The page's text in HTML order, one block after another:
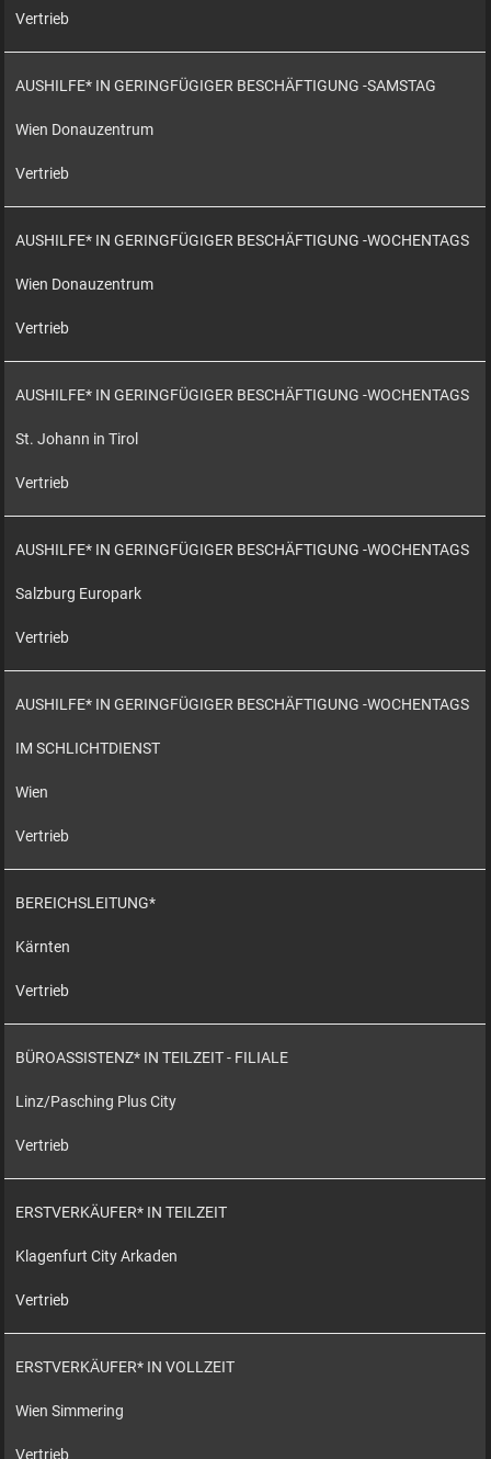
Vertrieb
AUSHILFE* IN GERINGFÜGIGER BESCHÄFTIGUNG -SAMSTAG
Wien Donauzentrum
Vertrieb
AUSHILFE* IN GERINGFÜGIGER BESCHÄFTIGUNG -WOCHENTAGS
Wien Donauzentrum
Vertrieb
AUSHILFE* IN GERINGFÜGIGER BESCHÄFTIGUNG -WOCHENTAGS
St. Johann in Tirol
Vertrieb
AUSHILFE* IN GERINGFÜGIGER BESCHÄFTIGUNG -WOCHENTAGS
Salzburg Europark
Vertrieb
AUSHILFE* IN GERINGFÜGIGER BESCHÄFTIGUNG -WOCHENTAGS
IM SCHLICHTDIENST
Wien
Vertrieb
BEREICHSLEITUNG*
Kärnten
Vertrieb
BÜROASSISTENZ* IN TEILZEIT - FILIALE
Linz/Pasching Plus City
Vertrieb
ERSTVERKÄUFER* IN TEILZEIT
Klagenfurt City Arkaden
Vertrieb
ERSTVERKÄUFER* IN VOLLZEIT
Wien Simmering
Vertrieb